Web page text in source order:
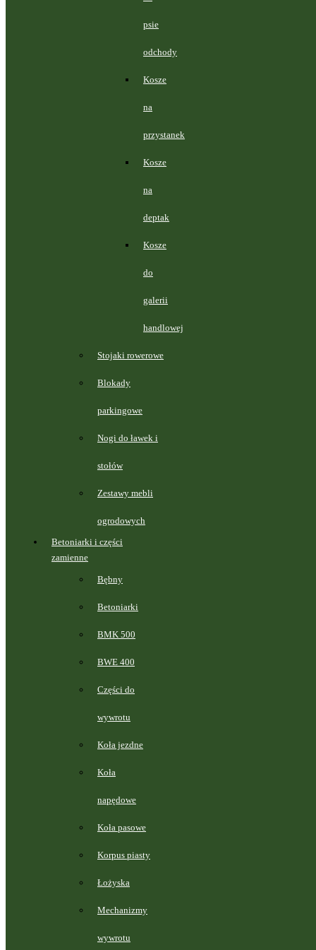
psie
odchody
Kosze
na
przystanek
Kosze
na
deptak
Kosze
do
galerii
handlowej
Stojaki rowerowe
Blokady
parkingowe
Nogi do ławek i
stołów
Zestawy mebli
ogrodowych
Betoniarki i części
zamienne
Bębny
Betoniarki
BMK 500
BWE 400
Części do
wywrotu
Koła jezdne
Koła
napędowe
Koła pasowe
Korpus piasty
Łożyska
Mechanizmy
wywrotu